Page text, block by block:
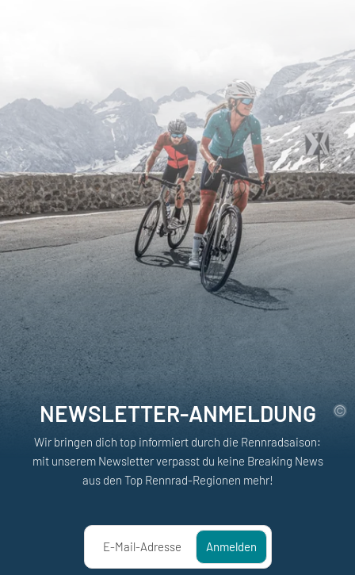
NEWSLETTER-ANMELDUNG
Wir bringen dich top informiert durch die Rennradsaison:
mit unserem Newsletter verpasst du keine Breaking News
aus den Top Rennrad-Regionen mehr!
E-Mail-Adresse Anmelden